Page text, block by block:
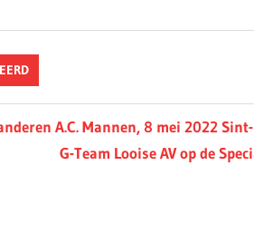
A.C. Mannen, 8 mei 2022
Next
G-Team Looise AV op de